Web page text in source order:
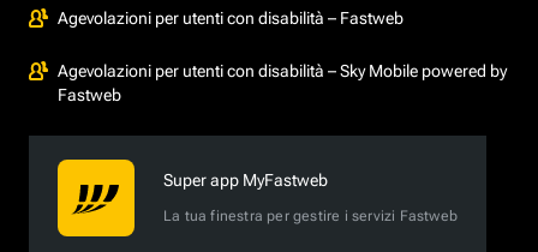
Agevolazioni per utenti con disabilità – Fastweb
Agevolazioni per utenti con disabilità – Sky Mobile powered by
Fastweb
Super app MyFastweb
La tua finestra per gestire i servizi Fastweb